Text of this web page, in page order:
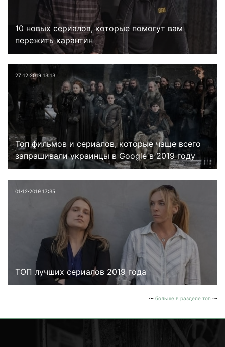
10 новых сериалов, которые помогут вам
пережить карантин
27⋅12⋅2019 13:13
Топ фильмов и сериалов, которые чаще всего
запрашивали украинцы в Google в 2019 году
01⋅12⋅2019 17:35
ТОП лучших сериалов 2019 года
больше в разделе топ